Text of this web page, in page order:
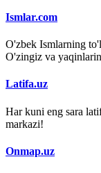
Ismlar.com
O'zbek Ismlarning
O'zingiz va
Latifa.uz
Har kuni eng sara
markazi!
Onmap.uz